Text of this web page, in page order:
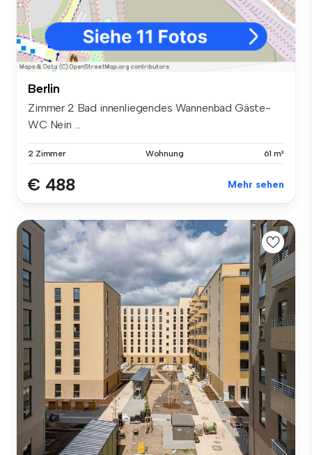
Berlin
Zimmer 2 Bad innenliegendes Wannenbad Gäste-
WC Nein ...
2 Zimmer Wohnung 61 m²
€ 488 Mehr sehen